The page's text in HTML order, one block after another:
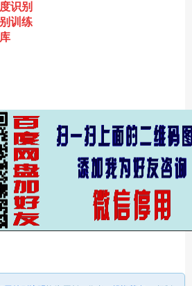
识别
训练